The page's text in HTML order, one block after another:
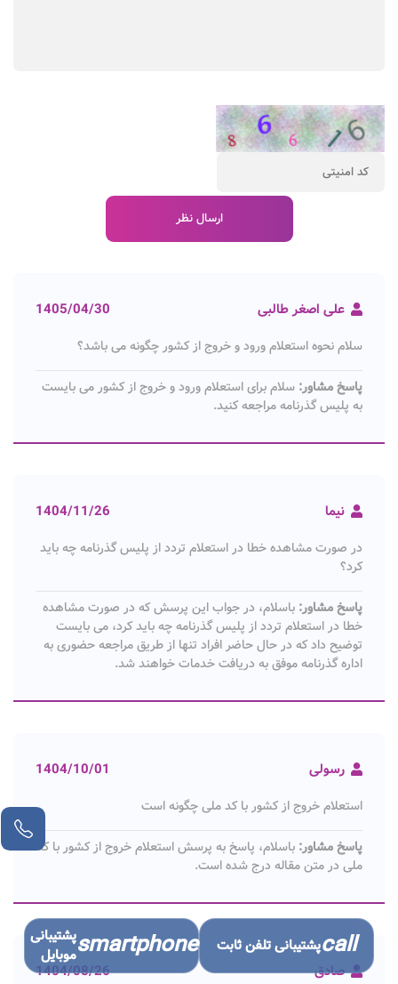
علی اصغر طالبی 1405/04/30
سلام نحوه استعلام ورود و خروج از کشور چگونه می باشد؟
پاسخ مشاور: سلام برای استعلام ورود و خروج از کشور می بایست
به پلیس گذرنامه مراجعه کنید.
نیما 1404/11/26
در صورت مشاهده خطا در استعلام تردد از پلیس گذرنامه چه باید
کرد؟
پاسخ مشاور: باسلام، در جواب این پرسش که در صورت مشاهده
خطا در استعلام تردد از پلیس گذرنامه چه باید کرد، می بایست
توضیح داد که در حال حاضر افراد تنها از طریق مراجعه حضوری به
اداره گذرنامه موفق به دریافت خدمات خواهند شد.
رسولی 1404/10/01
استعلام خروج از کشور با کد ملی چگونه است
پاسخ مشاور: باسلام، پاسخ به پرسش استعلام خروج از کشور با کد
ملی در متن مقاله درج شده است.
صادق 1404/08/26
callپشتیبانی تلفن ثابت smartphoneپشتیبانی
موبایل